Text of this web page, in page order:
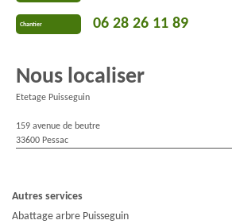
Chantier 06 28 26 11 89
Nous localiser
Etetage Puisseguin
159 avenue de beutre
33600 Pessac
Autres services
Abattage arbre Puisseguin